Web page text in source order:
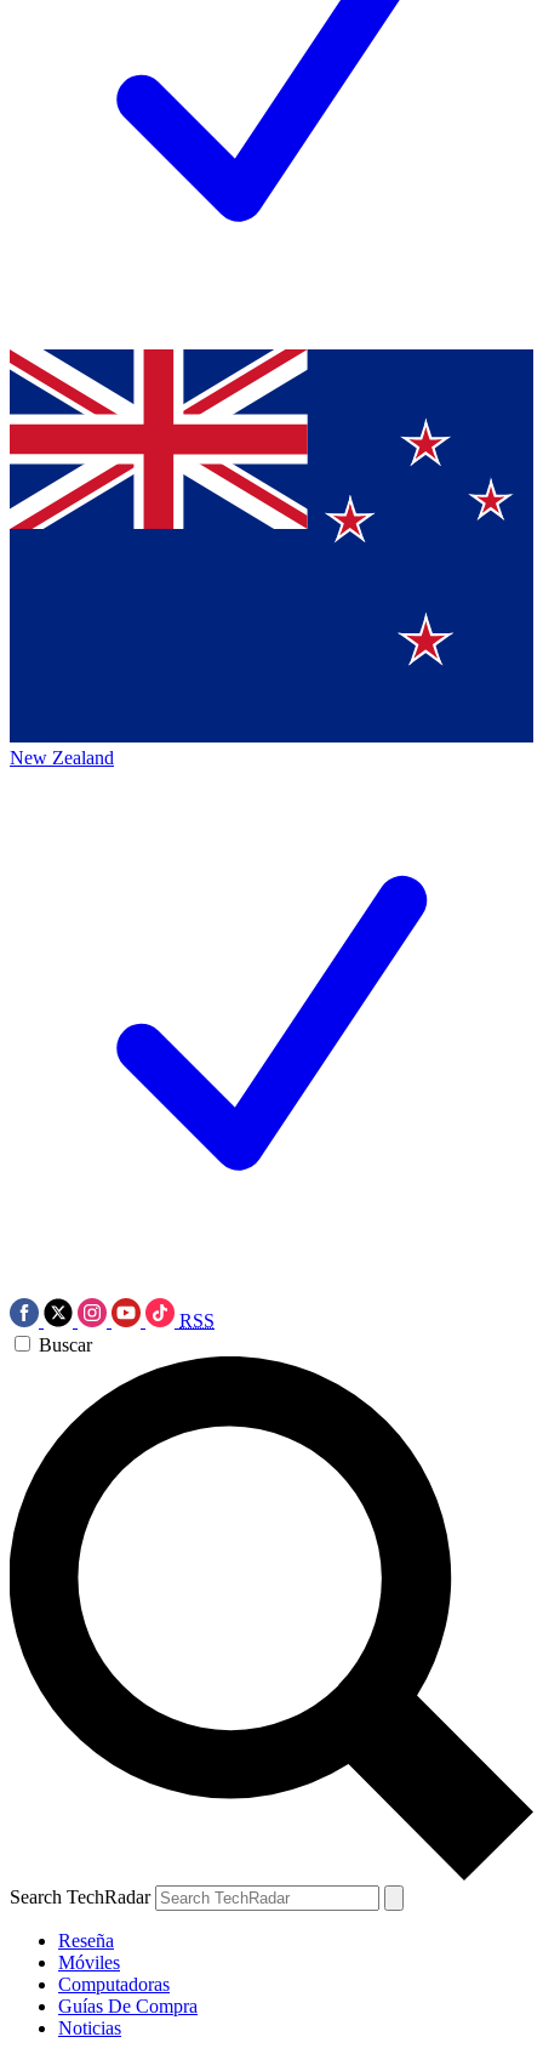
New Zealand
RSS
Buscar
Search TechRadar
Reseña
Móviles
Computadoras
Guías De Compra
Noticias